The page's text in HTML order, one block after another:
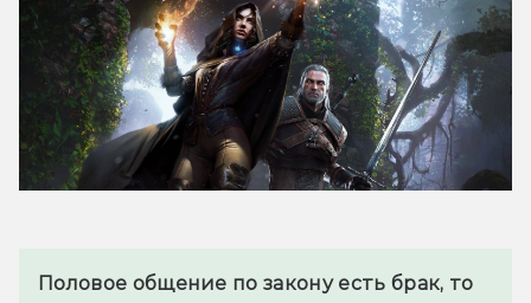
Половое общение по закону есть брак, то